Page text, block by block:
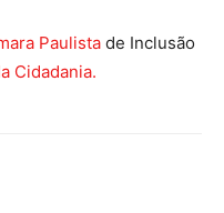
Paulista de Inclusão
Cidadania.